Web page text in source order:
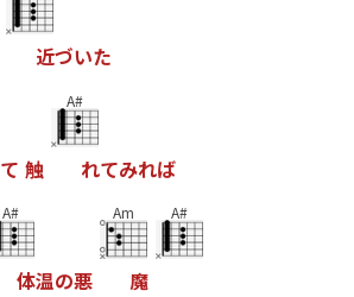
近づいた
て 触
A#
れてみれば
A#
体温の悪
Am
魔
A#